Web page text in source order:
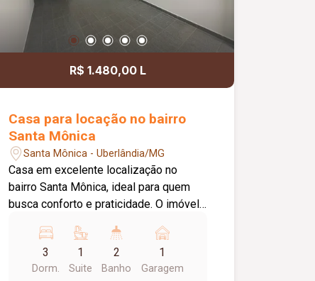
R$ 1.480,00 L
Casa para locação no bairro
Santa Mônica
Santa Mônica - Uberlândia/MG
Casa em excelente localização no
bairro Santa Mônica, ideal para quem
busca conforto e praticidade. O imóvel
banheiro social, sala de estar
aconchegante e cozinha equipada com
armário sob a pia. Possui ainda área de
3
Dorm.
1
Suite
2
Banho
1
Garagem